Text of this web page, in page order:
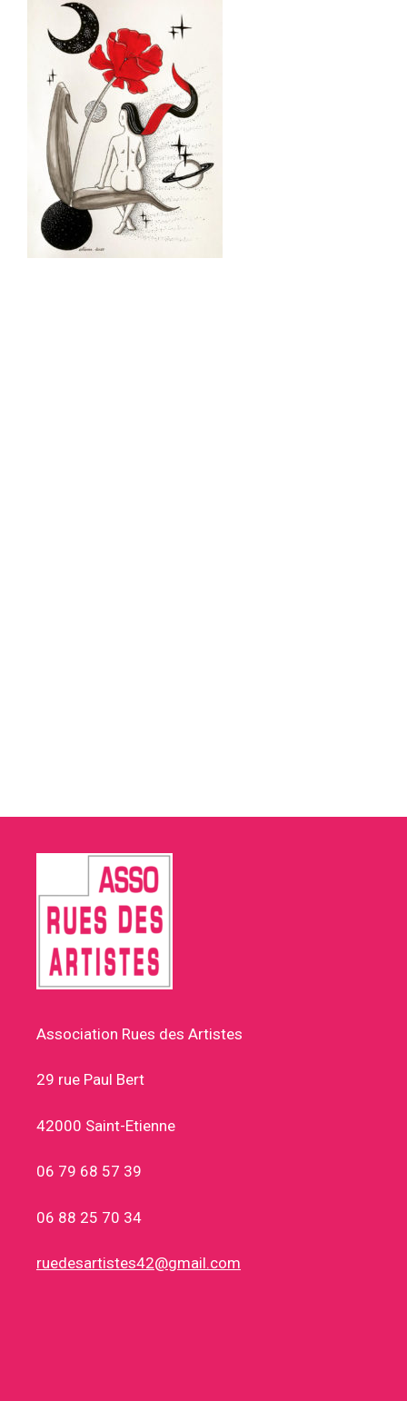
Association Rues des Artistes
29 rue Paul Bert
42000 Saint-Etienne
06 79 68 57 39
06 88 25 70 34
ruedesartistes42@gmail.com